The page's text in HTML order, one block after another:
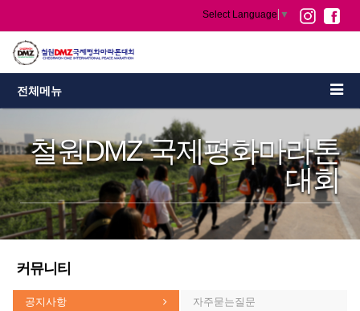
Select Language ▼
전체메뉴
철원DMZ 국제평화마라톤
대회
커뮤니티
공지사항 자주묻는질문